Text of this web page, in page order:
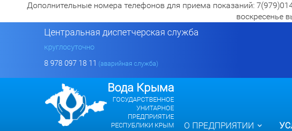
Дополнительные номера телефонов для приема показаний:
воскресенье
Центральная диспетчерская служба
круглосуточно
8 978 097 18 11 (аварийная служба)
Вода Крыма
ГОСУДАРСТВЕННОЕ
УНИТАРНОЕ
ПРЕДПРИЯТИЕ
РЕСПУБЛИКИ КРЫМ
О ПРЕДПРИЯТИИ